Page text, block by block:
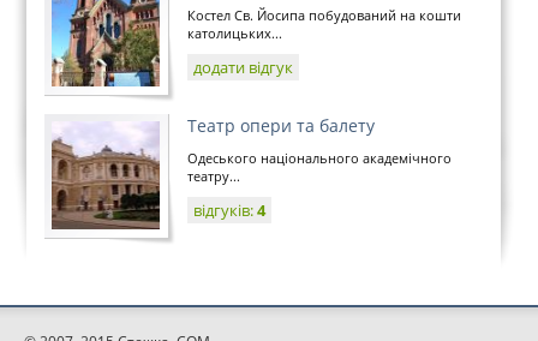
Костел Св. Йосипа побудований на кошти
католицьких...
додати відгук
Театр опери та балету
Одеського національного академічного
театру...
відгуків:4